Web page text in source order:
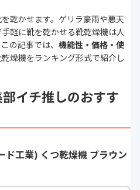
乾かせます。ゲリラ豪雨や悪天
軽に靴を乾かせる靴乾燥機は人
の記事では、 機能性・価格・使
燥機をランキング形式で紹介し
部イチ推しのおすす
工業) くつ乾燥機 ブラウン